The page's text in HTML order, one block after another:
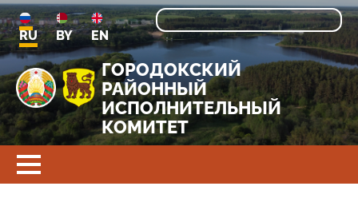
RU BY EN
ГОРОДОКСКИЙ
РАЙОННЫЙ
ИСПОЛНИТЕЛЬНЫЙ
КОМИТЕТ